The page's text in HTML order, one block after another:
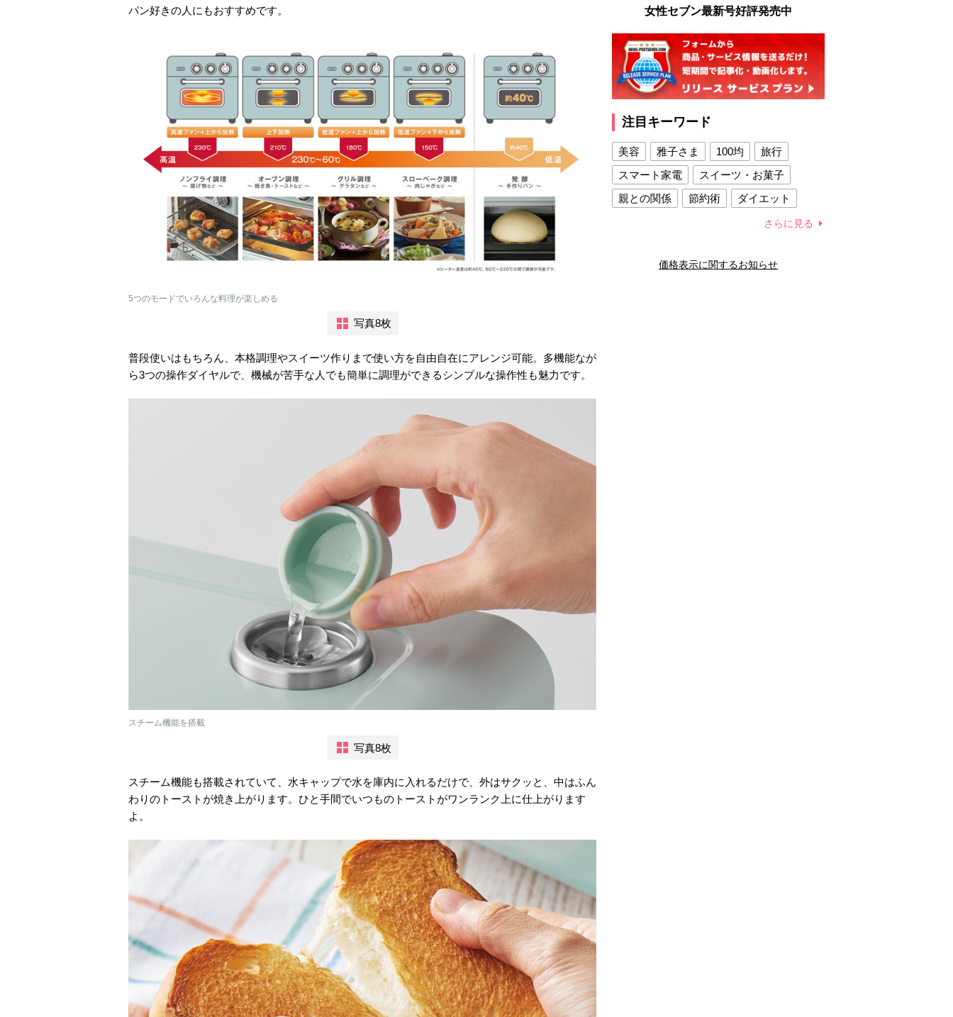
パン好きの人にもおすすめです。
5つのモードでいろんな料理が楽しめる
写真8枚
普段使いはもちろん、本格調理やスイーツ作りまで使い方を自由自在にアレンジ可能。多機能なが
ら3つの操作ダイヤルで、機械が苦手な人でも簡単に調理ができるシンプルな操作性も魅力です。
スチーム機能を搭載
写真8枚
スチーム機能も搭載されていて、水キャップで水を庫内に入れるだけで、外はサクッと、中はふん
わりのトーストが焼き上がります。ひと手間でいつものトーストがワンランク上に仕上がります
よ。
女性セブン最新号好評発売中
注目キーワード
美容 雅子さま 100均
旅行
スマート家電
スイーツ・お菓子
親との関係
節約術
ダイエット
夫との関係
新津春子 どか食い
さらに見る
価格表示に関するお知らせ